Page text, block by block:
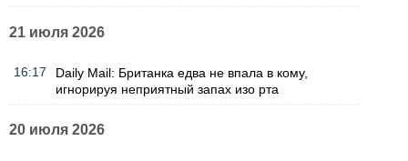
21 июля 2026
16:17
Daily Mail: Британка едва не впала в кому,
игнорируя неприятный запах изо рта
20 июля 2026